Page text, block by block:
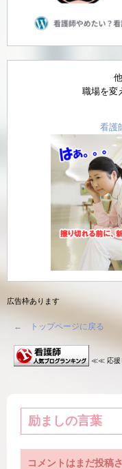
職場を変
看護
広告枠あります
← トップページに戻る
≪≪ 応援
励ましの言葉
コメントはまだ投稿